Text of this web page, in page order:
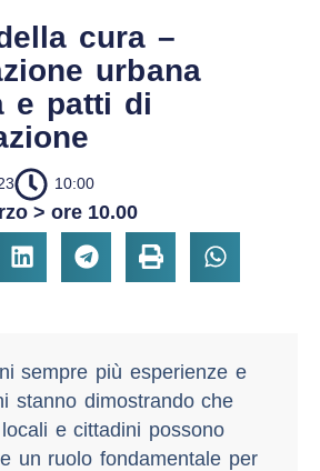
cura –
urbana
e patti di
10:00
> ore 10.00
sempre più esperienze e
stanno dimostrando che
e cittadini possono
un ruolo fondamentale per